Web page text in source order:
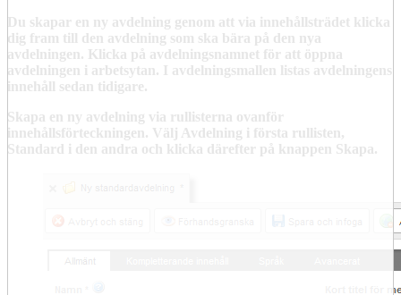
Du skapar en ny avdelning genom att via innehållsträdet klicka
dig fram till den avdelning som ska bära på den nya
avdelningen. Klicka på avdelningsnamnet för att öppna
avdelningen i arbetsytan. I avdelningsmallen listas avdelningens
innehåll sedan tidigare.
Skapa en ny avdelning via rullisterna ovanför
innehållsförteckningen. Välj Avdelning i första rullisten,
Standard i den andra och klicka därefter på knappen Skapa.